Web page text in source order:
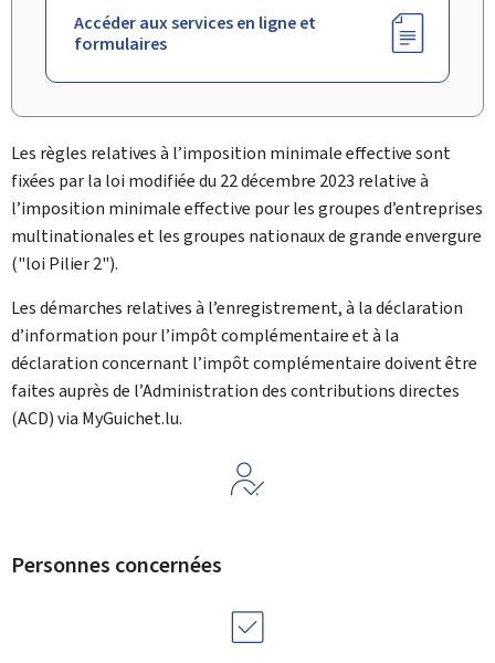
Accéder aux services en ligne et
formulaires
Les règles relatives à l’imposition minimale effective sont
fixées par la loi modifiée du 22 décembre 2023 relative à
l’imposition minimale effective pour les groupes d’entreprises
multinationales et les groupes nationaux de grande envergure
("loi Pilier 2").
Les démarches relatives à l’enregistrement, à la déclaration
d’information pour l’impôt complémentaire et à la
déclaration concernant l’impôt complémentaire doivent être
faites auprès de l’Administration des contributions directes
(ACD) via MyGuichet.lu.
Personnes concernées